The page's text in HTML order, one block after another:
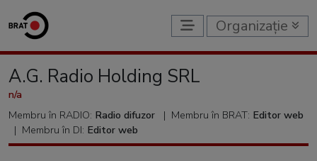
Organizație
A.G. Radio Holding SRL
n/a
Membru în RADIO: Radio difuzor | Membru în BRAT: Editor web
| Membru în DI: Editor web